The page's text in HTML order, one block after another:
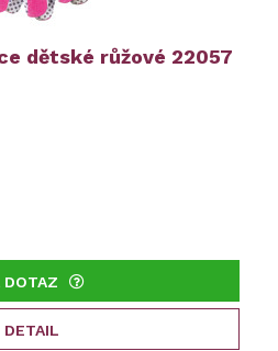
dětské růžové 22057
DOTAZ
DETAIL